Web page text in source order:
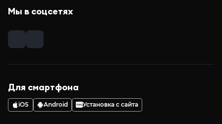
Мы в соцсетях
Для смартфона
iOS Android Установка с сайта